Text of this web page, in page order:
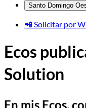
Santo Domingo
📲 Solicitar por
Ecos
Solution
En mis Ecos,